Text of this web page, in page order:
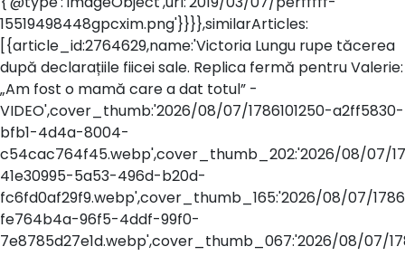
15519498448gpcxim.png'}}}},similarArticles:
[{article_id:2764629,name:'Victoria Lungu rupe tăcerea
după declarațiile fiicei sale. Replica fermă pentru Valerie:
„Am fost o mamă care a dat totul” -
VIDEO',cover_thumb:'2026/08/07/1786101250-a2ff5830-
bfb1-4d4a-8004-
c54cac764f45.webp',cover_thumb_202:'2026/08/07/
41e30995-5a53-496d-b20d-
fc6fd0af29f9.webp',cover_thumb_165:'2026/08/07/
fe764b4a-96f5-4ddf-99f0-
7e8785d27e1d.webp',cover_thumb_067:'2026/08/07/